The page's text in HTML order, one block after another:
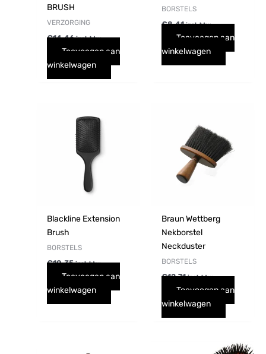
BRUSH
VERZORGING
€14,46 incl. btw
Toevoegen aan
winkelwagen
BORSTELS
€8,41 incl. btw
Toevoegen aan
winkelwagen
Blackline Extension
Brush
BORSTELS
€10,35 incl. btw
Toevoegen aan
winkelwagen
Braun Wettberg
Nekborstel
Neckduster
BORSTELS
€12,71 incl. btw
Toevoegen aan
winkelwagen